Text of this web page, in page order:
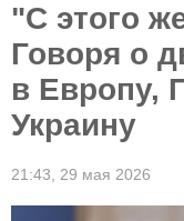
"С этого
Говоря о
в Европу,
Украину
21:43, 29 мая 2026